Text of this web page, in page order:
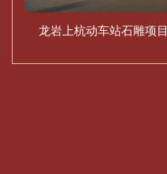
龙岩上杭动车站石雕项目